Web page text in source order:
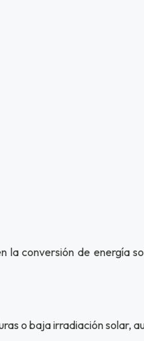
conversión de energía
o baja irradiación solar,